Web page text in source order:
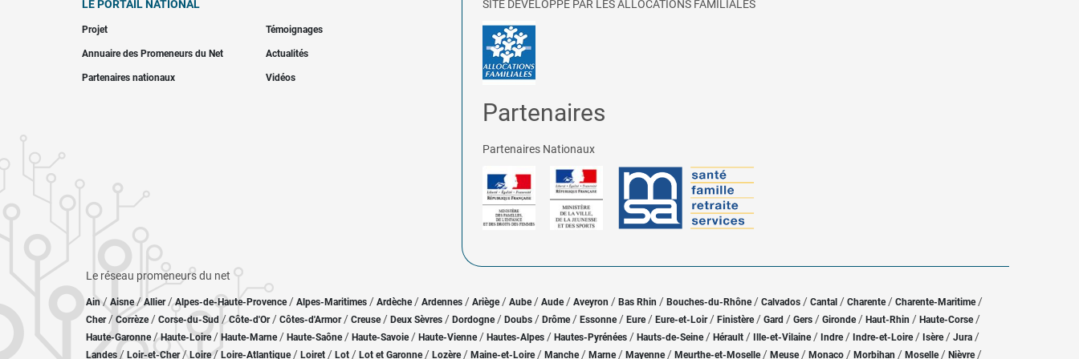
LE PORTAIL NATIONAL
Projet Témoignages
Annuaire des Promeneurs du Net Actualités
Partenaires nationaux Vidéos
SITE DÉVELOPPÉ PAR LES ALLOCATIONS FAMILIALES
Partenaires
Partenaires Nationaux
Le réseau promeneurs du net
Ain/ Aisne/Allier/ Alpes-de-Haute-Provence / Alpes-Maritimes / Ardèche/ Ardennes / Ariège/ Aube/ Aude / Aveyron / Bas Rhin / Bouches-du-Rhône/ Calvados / Cantal / Charente / Charente-Maritime/
Cher / Corrèze/ Corse-du-Sud /Côte-d'Or / Côtes-d'Armor/ Creuse/ Deux Sèvres / Dordogne/ Doubs / Drôme/ Essonne / Eure/ Eure-et-Loir / Finistère/ Gard / Gers / Gironde/ Haut-Rhin / Haute-Corse/
Haute-Garonne/Haute-Loire/ Haute-Marne/ Haute-Saône/ Haute-Savoie/ Haute-Vienne/ Hautes-Alpes / Hautes-Pyrénées / Hauts-de-Seine/ Hérault / Ille-et-Vilaine/ Indre/ Indre-et-Loire/ Isère/ Jura /
Landes / Loir-et-Cher/ Loire/ Loire-Atlantique/ Loiret / Lot / Lot et Garonne/ Lozère / Maine-et-Loire/ Manche/ Marne/ Mayenne/ Meurthe-et-Moselle/ Meuse/ Monaco / Morbihan / Moselle/ Nièvre /